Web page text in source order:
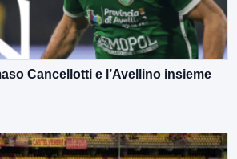
Cancellotti e l’Avellino insieme